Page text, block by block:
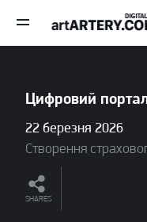
Цифровий
22 березня 2026
Створення
SHARES